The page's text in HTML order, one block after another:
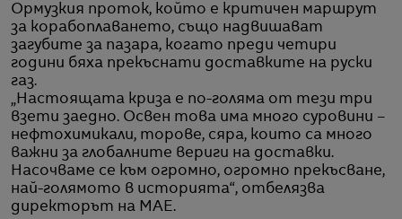
Ормузкия проток, който е критичен маршрут
за корабоплаването, също надвишават
загубите за пазара, когато преди четири
години бяха прекъснати доставките на руски
газ.
„Настоящата криза е по-голяма от тези три
взети заедно. Освен това има много суровини –
нефтохимикали, торове, сяра, които са много
важни за глобалните вериги на доставки.
Насочваме се към огромно, огромно прекъсване,
най-голямото в историята“, отбелязва
директорът на МАЕ.